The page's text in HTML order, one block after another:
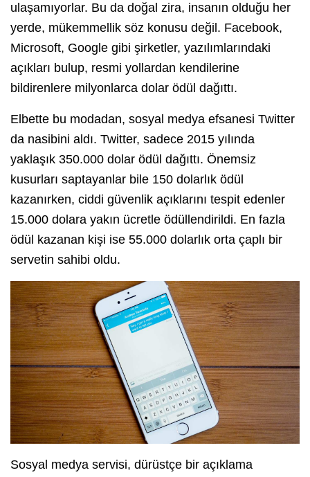
ulaşamıyorlar. Bu da doğal zira, insanın olduğu her
yerde, mükemmellik söz konusu değil. Facebook,
Microsoft, Google gibi şirketler, yazılımlarındaki
açıkları bulup, resmi yollardan kendilerine
bildirenlere milyonlarca dolar ödül dağıttı.
Elbette bu modadan, sosyal medya efsanesi Twitter
da nasibini aldı. Twitter, sadece 2015 yılında
yaklaşık 350.000 dolar ödül dağıttı. Önemsiz
kusurları saptayanlar bile 150 dolarlık ödül
kazanırken, ciddi güvenlik açıklarını tespit edenler
15.000 dolara yakın ücretle ödüllendirildi. En fazla
ödül kazanan kişi ise 55.000 dolarlık orta çaplı bir
servetin sahibi oldu.
Sosyal medya servisi, dürüstçe bir açıklama